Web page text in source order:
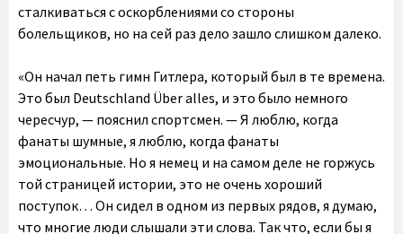
сталкиваться с оскорблениями со стороны
болельщиков, но на сей раз дело зашло слишком далеко.
«Он начал петь гимн Гитлера, который был в те времена.
Это был Deutschland Über alles, и это было немного
чересчур, — пояснил спортсмен. — Я люблю, когда
фанаты шумные, я люблю, когда фанаты
эмоциональные. Но я немец и на самом деле не горжусь
той страницей истории, это не очень хороший
поступок… Он сидел в одном из первых рядов, я думаю,
что многие люди слышали эти слова. Так что, если бы я